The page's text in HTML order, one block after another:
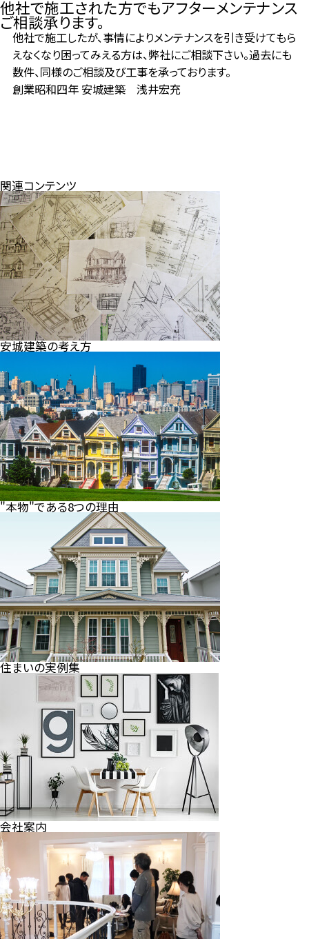
他社で施工された方でもアフターメンテナンス
ご相談承ります。
他社で施工したが、事情によりメンテナンスを引き受けてもら
えなくなり困ってみえる方は、弊社にご相談下さい。過去にも
数件、同様のご相談及び工事を承っております。
創業昭和四年 安城建築 浅井宏充
関連コンテンツ
安城建築の考え方
"本物"である8つの理由
住まいの実例集
会社案内